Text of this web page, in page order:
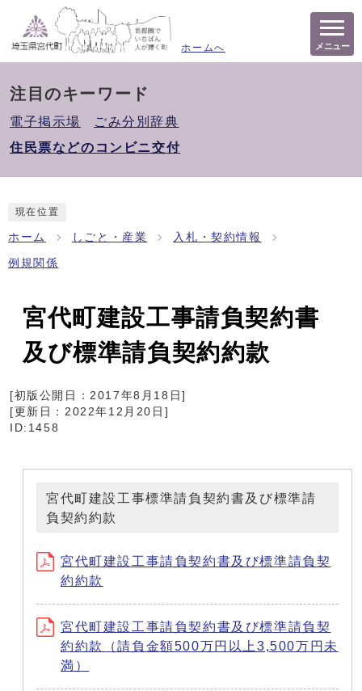
ホームへ メニュー
注目のキーワード
電子掲示場
ごみ分別辞典
住民票などのコンビニ交付
現在位置
ホーム しごと・産業 入札・契約情報
例規関係
宮代町建設工事請負契約書
及び標準請負契約約款
[初版公開日：2017年8月18日]
[更新日： 2022年12月20日 ]
ID:1458
宮代町建設工事標準請負契約書及び標準請
負契約約款
宮代町建設工事請負契約書及び標準請負契
約約款
宮代町建設工事請負契約書及び標準請負契
約約款（請負金額500万円以上3,500万円未
満）